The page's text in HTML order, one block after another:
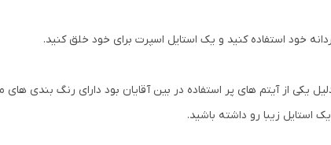
خود استفاده کنید و یک استایل اسپرت برای خود خلق کنید.
از آیتم های پر استفاده در بین آقایان بود دارای رنگ بندی
استایل زیبا رو داشته باشید.